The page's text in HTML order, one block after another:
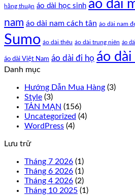
hằng thuận áo dài học sinh áo dài
nam áo dài nam cách tân áo dài nam
Sumo áo dài thêu áo dài trung niên áo
áo dài Việt Nam áo dài đi họ áo dài
Danh mục
Hướng Dẫn Mua Hàng (3)
Style (3)
TẢN MẠN (156)
Uncategorized (4)
WordPress (4)
Lưu trữ
Tháng 7 2026 (1)
Tháng 6 2026 (1)
Tháng 4 2026 (2)
Tháng 10 2025 (1)